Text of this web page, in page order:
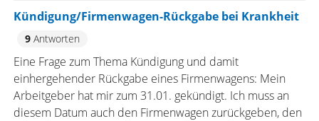
Kündigung/Firmenwagen-Rückgabe bei Krankheit
9Antworten
Eine Frage zum Thema Kündigung und damit
einhergehender Rückgabe eines Firmenwagens: Mein
Arbeitgeber hat mir zum 31.01. gekündigt. Ich muss an
diesem Datum auch den Firmenwagen zurückgeben, den